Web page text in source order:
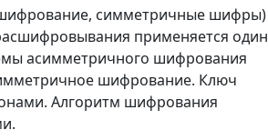
симметричные шифры)
применяется один
асимметричного шифрования
шифрование. Ключ
Алгоритм шифрования